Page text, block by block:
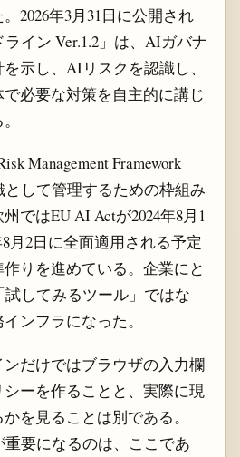
2026年3月31日に公開され
イン Ver.1.2」は、AIガバナ
示し、AIリスクを認識し、
必要な対策を自主的に講じ
Management Framework
して管理するための枠組み
ではEU AI Actが2024年8月1
月2日に全面適用される予定
りを進めている。企業にと
してみるツール」ではな
ンフラになった。
だけではブラウザの入力欄
ーを作ることと、実際に現
を見ることは別である。
要になるのは、ここであ